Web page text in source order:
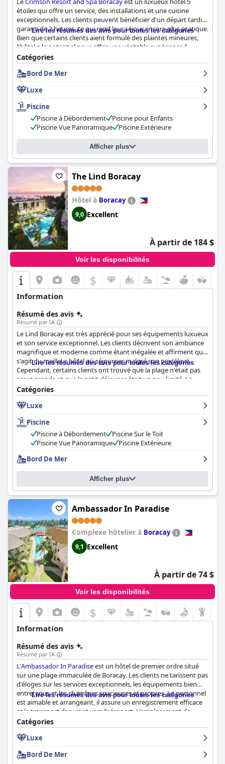
étoiles qui offre un service, des installations et une cuisine
exceptionnels. Les clients peuvent bénéficier d'un départ tardif
garanti de 2 heures, ce qui rend leur séjour encore plus pratique.
Bien que certains clients aient formulé des plaintes mineures,
l'hôtel a le potentiel pour offrir une véritable expérience 5
étoiles. Dans l'ensemble, l'hôtel est fortement recommandé
pour ceux qui recherchent des vacances luxueuses à Boracay.
Lire les résumés des avis pour toutes les catégories
Catégories
Bord De Mer
Luxe
Piscine
Piscine à Débordement
Piscine pour Enfants
Piscine Vue Panoramique
Piscine Extérieure
Afficher plus
The Lind Boracay
Hôtel à Boracay
9,0 Excellent
À partir de 184 $
Voir les disponibilités
$
Information
Résumé des avis
Résumé par IA
Le Lind Boracay est très apprécié pour ses équipements luxueux
et son service exceptionnel. Les clients décrivent son ambiance
magnifique et moderne comme étant inégalée et affirment qu'il
s'agit du meilleur hôtel où séjourner malgré son prix élevé.
Cependant, certains clients ont trouvé que la plage n'était pas
assez grande et que le petit déjeuner était un peu limité. La
connexion Internet était lente, mais la nourriture était exquise.
Bien que certains clients aient trouvé que certains services
étaient trop chers, la qualité générale de l'offre de
Boracay
bénéficier d'une formation supplémentaire,
reste un choix de premier ordre pour ceux qui recherchent une
expérience haut de gamme.
Lire les résumés des avis pour toutes les catégories
Catégories
Luxe
Piscine
Piscine à Débordement
Piscine Sur le Toit
Piscine Vue Panoramique
Piscine Extérieure
Bord De Mer
Afficher plus
Ambassador In Paradise
Complexe hôtelier à Boracay
9,1 Excellent
À partir de 74 $
Voir les disponibilités
$
Information
Résumé des avis
Résumé par IA
L'Ambassador In Paradiseest un hôtel de premier ordre situé
sur une plage immaculée de Boracay. Les clients ne tarissent pas
d'éloges sur les services exceptionnels, les équipements bien
entretenus et les chambres spacieuses et propres. Le personnel
est aimable et arrangeant, il assure un enregistrement efficace
et le transport depuis et vers l'aéroport. L'emplacement de
l'hôtel sur la partie calme de la plage permet un séjour paisible
et relaxant, avec une piscine pour les enfants et un petit
déjeuner et des plats délicieux pour les adultes. La brise de
souffle. Bien que certains critiques ne soient pas d'accord sur le
Lire les résumés des avis pour toutes les catégories
Catégories
Luxe
Bord De Mer